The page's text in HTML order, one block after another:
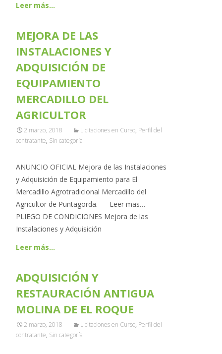
Leer más…
MEJORA DE LAS
INSTALACIONES Y
ADQUISICIÓN DE
EQUIPAMIENTO
MERCADILLO DEL
AGRICULTOR
2 marzo, 2018 Licitaciones en Curso, Perfil del
contratante, Sin categoría
ANUNCIO OFICIAL Mejora de las Instalaciones
y Adquisición de Equipamiento para El
Mercadillo Agrotradicional Mercadillo del
Agricultor de Puntagorda. Leer mas…
PLIEGO DE CONDICIONES Mejora de las
Instalaciones y Adquisición
Leer más…
ADQUISICIÓN Y
RESTAURACIÓN ANTIGUA
MOLINA DE EL ROQUE
2 marzo, 2018 Licitaciones en Curso, Perfil del
contratante, Sin categoría